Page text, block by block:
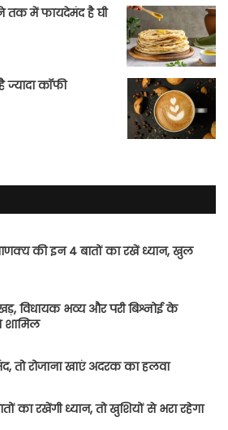
में फायदेमंद है घी
ज्यादा कॉफी
की इन 4 बातों का रखें ध्यान, खुल
विधायक भव्य और परी बिश्नोई के
शामिल
तो रोजाना खाएं अदरक का हलवा
का रखेंगी ध्यान, तो खुशियों से भरा रहेगा